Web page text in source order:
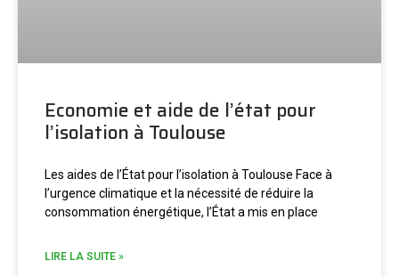
Economie et aide de l’état pour
l’isolation à Toulouse
Les aides de l’État pour l’isolation à Toulouse Face à
l’urgence climatique et la nécessité de réduire la
consommation énergétique, l’État a mis en place
LIRE LA SUITE »